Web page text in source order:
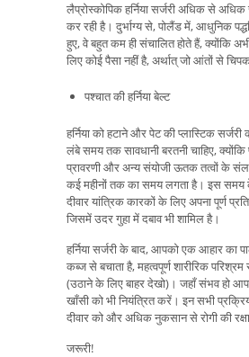
लैप्रोस्कोपिक हर्निया सर्जरी अधिक से अधिक
कर रही है। दुर्भाग्य से, पोलैंड में, आधुनिक
हुए, वे बहुत कम ही संचालित होते हैं, क्योंकि
लिए कोई पैसा नहीं है, अर्थात् जो आंतों से
पश्चात की हर्निया बेल्ट
हर्निया को हटाने और पेट की प्लास्टिक
लंबे समय तक सावधानी बरतनी चाहिए, क्योंकि
प्रावरणी और अन्य संयोजी ऊतक तत्वों के
कई महीनों तक का समय लगता है। इस समय
दीवार यांत्रिक कारकों के लिए अपना पूर्ण
जिसमें उदर गुहा में दबाव भी शामिल है।
हर्निया सर्जरी के बाद, आपको एक आहार का
कब्ज से बचाता है, महत्वपूर्ण शारीरिक
(उठाने के लिए बाहर देखो)। जहाँ संभव हो
खाँसी को भी नियंत्रित करें। इन सभी
दीवार को और अधिक नुकसान से रोगी की
जरूरी!